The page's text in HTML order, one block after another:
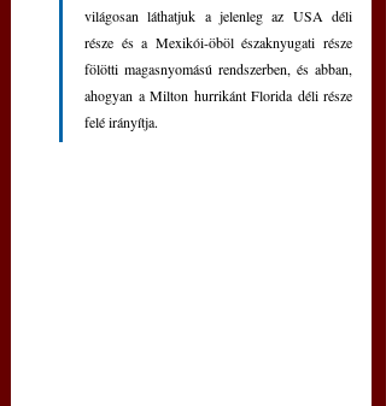
világosan láthatjuk a jelenleg az USA déli
része és a Mexikói-öböl északnyugati része
fölötti magasnyomású rendszerben, és abban,
ahogyan a Milton hurrikánt Florida déli része
felé irányítja.